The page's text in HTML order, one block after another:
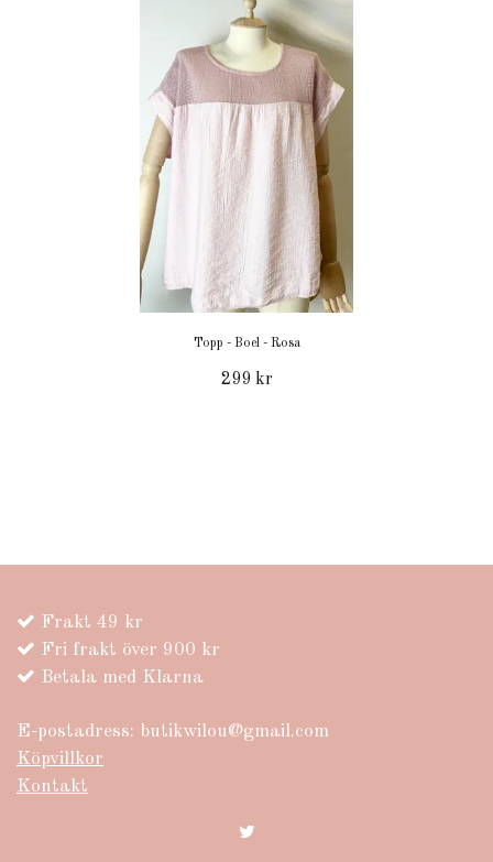
Topp - Boel - Rosa
299 kr
Frakt 49 kr
Fri frakt över 900 kr
Betala med Klarna
E-postadress: butikwilou@gmail.com
Köpvillkor
Kontakt